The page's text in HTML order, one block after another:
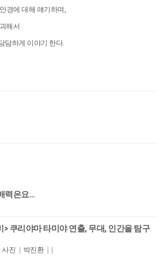
경에 대해 얘기하며,
해서
담하게 이야기 한다.
력은요…
미> 쿠리야마 타미야 연출, 무대, 인간을 탐구
진 | 박진환 | |